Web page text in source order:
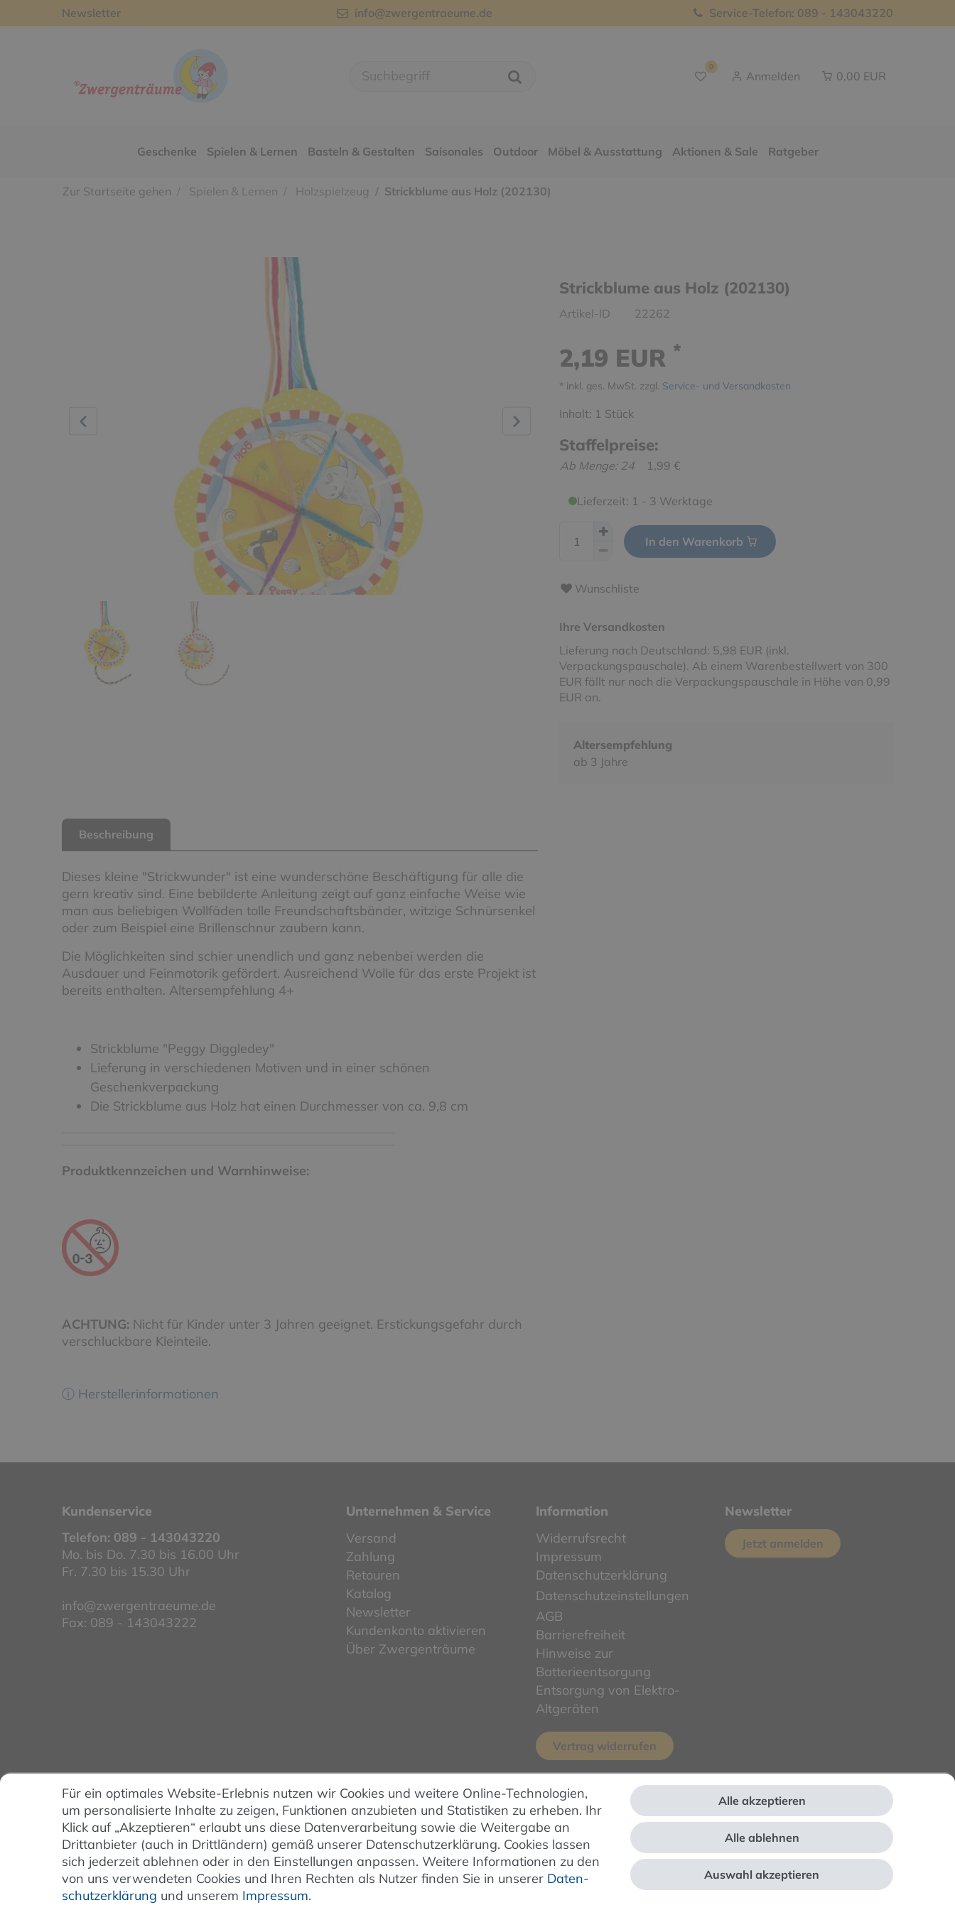
Newsletter
info@zwergentraeume.de Service-Telefon: 089 - 143043220
0
Anmelden 0,00 EUR
Geschenke Spielen & Lernen Basteln & Gestalten Saisonales Outdoor Möbel & Ausstattung Aktionen & Sale Ratgeber
Zur Startseite gehen Spielen & Lernen Holzspielzeug Strickblume aus Holz (202130)
Strickblume aus Holz (202130)
Artikel-ID 22262
2,19 EUR *
* inkl. ges. MwSt. zzgl. Service- und Versandkosten
Inhalt: 1 Stück
Staffelpreise:
Ab Menge: 24 1,99 €
Lieferzeit: 1 - 3 Werktage
In den Warenkorb
Wunschliste
Ihre Versandkosten
Lieferung nach Deutschland: 5,98 EUR (inkl.
Verpackungspauschale). Ab einem Warenbestellwert von 300
EUR fällt nur noch die Verpackungspauschale in Höhe von 0,99
EUR an.
Altersempfehlung
ab 3 Jahre
Beschreibung
Dieses kleine "Strickwunder" ist eine wunderschöne Beschäftigung für alle die
gern kreativ sind. Eine bebilderte Anleitung zeigt auf ganz einfache Weise wie
man aus beliebigen Wollfäden tolle Freundschaftsbänder, witzige Schnürsenkel
oder zum Beispiel eine Brillenschnur zaubern kann.
Die Möglichkeiten sind schier unendlich und ganz nebenbei werden die
Ausdauer und Feinmotorik gefördert. Ausreichend Wolle für das erste Projekt ist
bereits enthalten. Altersempfehlung 4+
Strickblume "Peggy Diggledey"
Lieferung in verschiedenen Motiven und in einer schönen
Geschenkverpackung
Die Strickblume aus Holz hat einen Durchmesser von ca. 9,8 cm
Produktkennzeichen und Warnhinweise:
ACHTUNG: Nicht für Kinder unter 3 Jahren geeignet. Erstickungsgefahr durch
verschluckbare Kleinteile.
ⓘ Herstellerinformationen
Kundenservice
Telefon: 089 - 143043220
Mo. bis Do. 7.30 bis 16.00 Uhr
Fr. 7.30 bis 15.30 Uhr
info@zwergentraeume.de
Fax: 089 - 143043222
Unternehmen & Service
Versand
Zahlung
Retouren
Katalog
Newsletter
Kundenkonto aktivieren
Über Zwergenträume
Information
Widerrufsrecht
Impressum
Datenschutzerklärung
Datenschutzeinstellungen
AGB
Barrierefreiheit
Hinweise zur
Batterieentsorgung
Entsorgung von Elektro-
Altgeräten
Vertrag widerrufen
Newsletter
Jetzt anmelden
ZAHLUNG & VERSAND
Für ein optimales Website-Erlebnis nutzen wir Cookies und weitere Online-Technologien,
um personalisierte Inhalte zu zeigen, Funktionen anzubieten und Statistiken zu erheben. Ihr
Klick auf „Akzeptieren“ erlaubt uns diese Datenverarbeitung sowie die Weitergabe an
Drittanbieter (auch in Drittländern) gemäß unserer Datenschutzerklärung. Cookies lassen
sich jederzeit ablehnen oder in den Einstellungen anpassen. Weitere Informationen zu den
von uns verwendeten Cookies und Ihren Rechten als Nutzer finden Sie in unserer Daten­
schutz­erklärung und unserem Impressum.
Alle akzeptieren
Alle ablehnen
Auswahl akzeptieren